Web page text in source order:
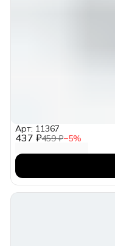
437 ₽459 ₽−5%
Арт: 11367